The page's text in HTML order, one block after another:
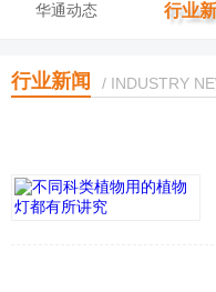
华通动态 行业
行业新闻 / INDUSTRY